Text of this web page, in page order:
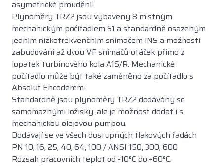
asymetrické proudění.
Plynoměry TRZ2 jsou vybaveny 8 místným
mechanickým počítadlem S1 a standardně osazeným
jedním nízkofrekvenčním snímačem INS a možností
zabudování až dvou VF snímačů otáček přímo z
lopatek turbínového kola A1S/R. Mechanické
počítadlo může být také zaměněno za počítadlo s
Absolut Encoderem.
Standardně jsou plynoměry TRZ2 dodávány se
samomaznými ložisky, ale je možnost dodat i s
mechanickou olejovou pumpou.
Dodávají se ve všech dostupných tlakových řadách
PN 10, 16, 25, 40, 64, 100 / ANSI 150, 300, 600
Rozsah pracovních teplot od -10°C do +60°C.